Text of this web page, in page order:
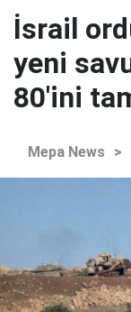
İsrail
yeni
80'ini
Mepa News >